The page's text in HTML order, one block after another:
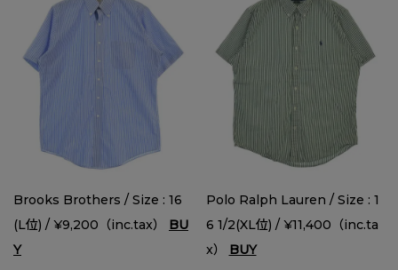
Brooks Brothers / Size : 16
(L位) / ¥9,200（inc.tax）
BU
Y
Polo Ralph Lauren / Size : 1
6 1/2(XL位) / ¥11,400（inc.ta
x）
BUY